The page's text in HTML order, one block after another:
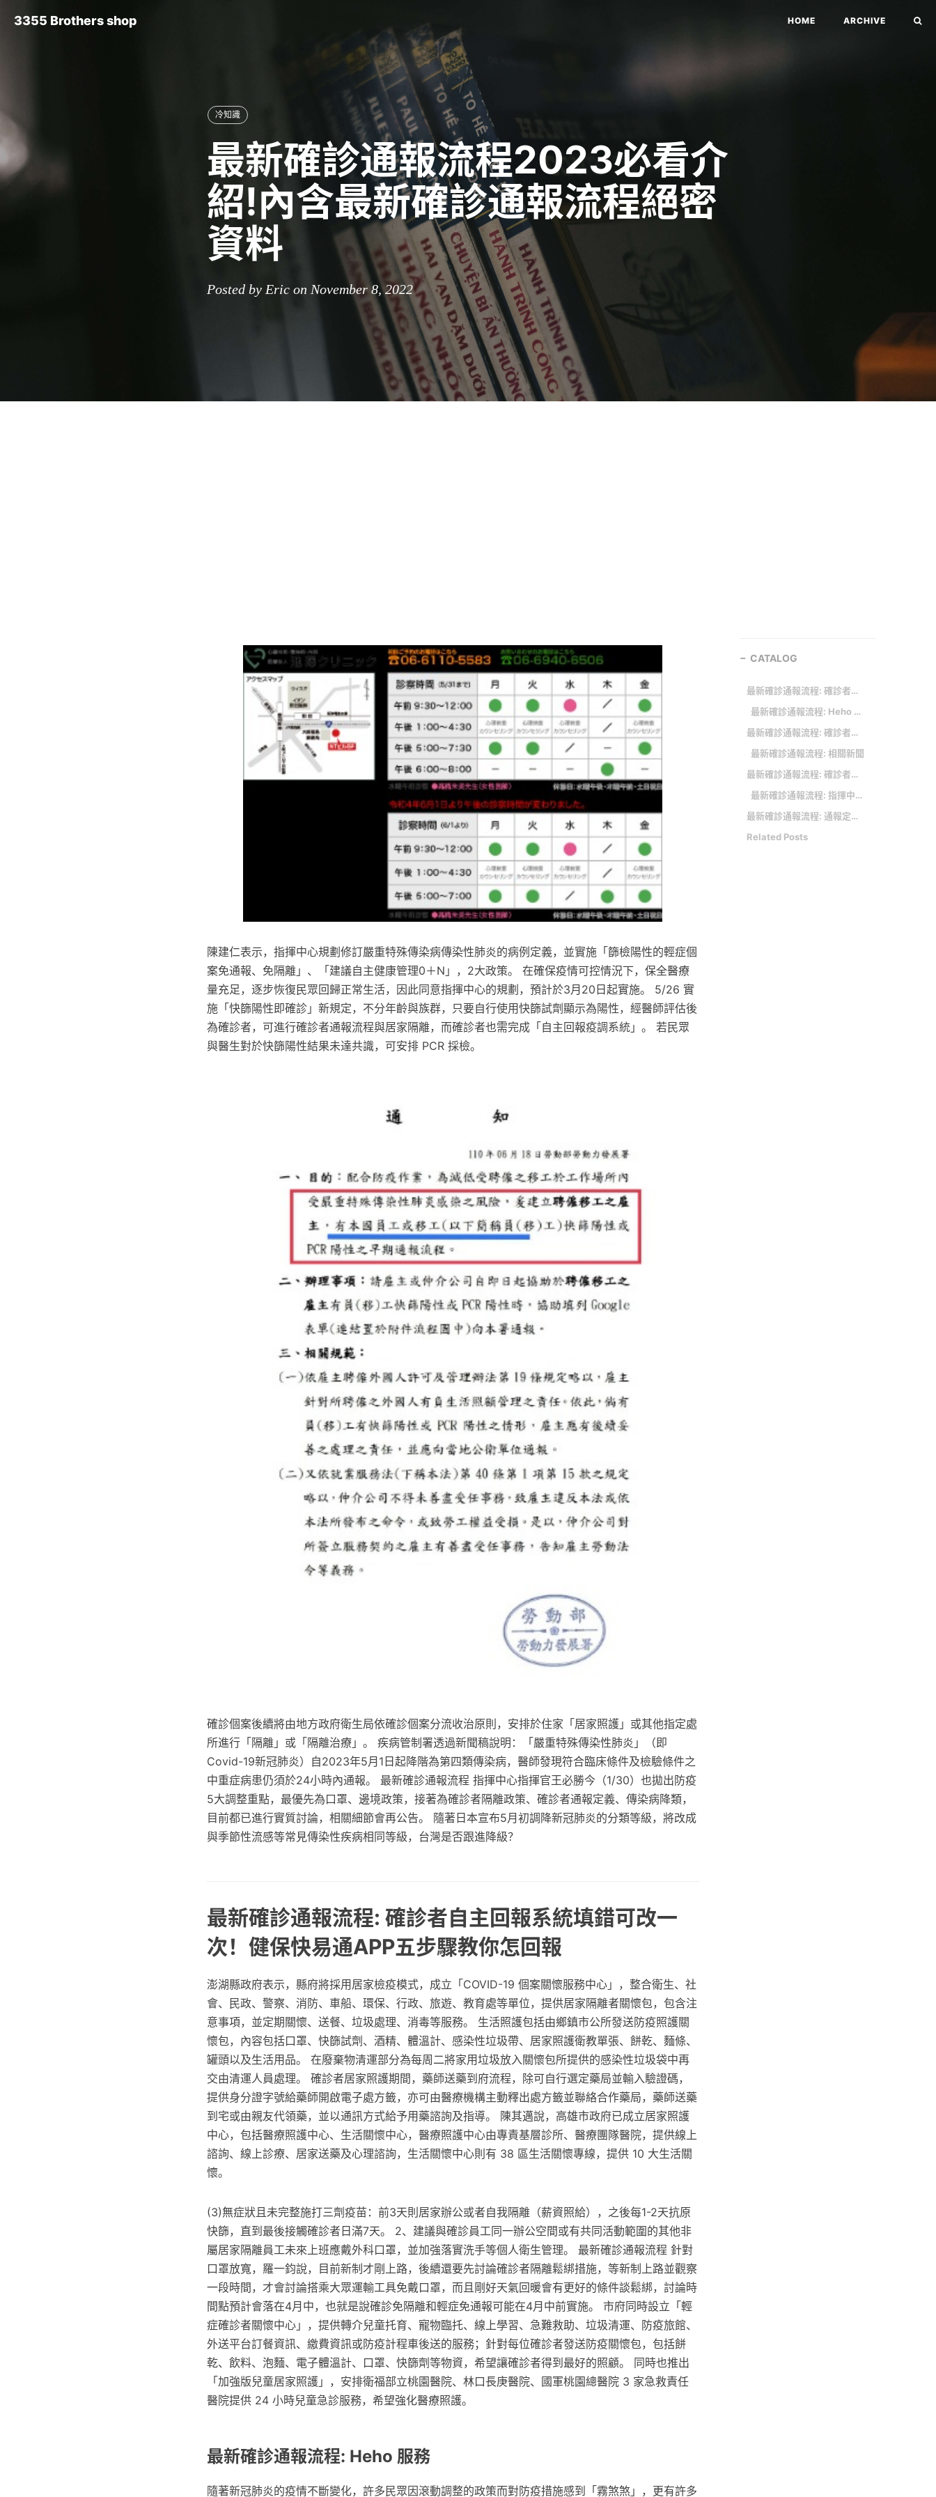
3355 Brothers shop HOME ARCHIVE
冷知識
最新確診通報流程2023必看介
紹!內含最新確診通報流程絕密
資料
Posted by Eric on November 8, 2022
陳建仁表示，指揮中心規劃修訂嚴重特殊傳染病傳染性肺炎的病例定義，並實施「篩檢陽性的輕症個
案免通報、免隔離」、「建議自主健康管理0＋N」，2大政策。 在確保疫情可控情況下，保全醫療
量充足，逐步恢復民眾回歸正常生活，因此同意指揮中心的規劃，預計於3月20日起實施。 5/26 實
施「快篩陽性即確診」新規定，不分年齡與族群，只要自行使用快篩試劑顯示為陽性，經醫師評估後
為確診者，可進行確診者通報流程與居家隔離，而確診者也需完成「自主回報疫調系統」。 若民眾
與醫生對於快篩陽性結果未達共識，可安排 PCR 採檢。
確診個案後續將由地方政府衛生局依確診個案分流收治原則，安排於住家「居家照護」或其他指定處
所進行「隔離」或「隔離治療」。 疾病管制署透過新聞稿說明：「嚴重特殊傳染性肺炎」（即
Covid-19新冠肺炎）自2023年5月1日起降階為第四類傳染病，醫師發現符合臨床條件及檢驗條件之
中重症病患仍須於24小時內通報。 最新確診通報流程 指揮中心指揮官王必勝今（1/30）也拋出防疫
5大調整重點，最優先為口罩、邊境政策，接著為確診者隔離政策、確診者通報定義、傳染病降類，
目前都已進行實質討論，相關細節會再公告。 隨著日本宣布5月初調降新冠肺炎的分類等級，將改成
與季節性流感等常見傳染性疾病相同等級，台灣是否跟進降級？
最新確診通報流程: 確診者自主回報系統填錯可改一
次！健保快易通APP五步驟教你怎回報
澎湖縣政府表示，縣府將採用居家檢疫模式，成立「COVID-19 個案關懷服務中心」，整合衛生、社
會、民政、警察、消防、車船、環保、行政、旅遊、教育處等單位，提供居家隔離者關懷包，包含注
意事項，並定期關懷、送餐、垃圾處理、消毒等服務。 生活照護包括由鄉鎮市公所發送防疫照護關
懷包，內容包括口罩、快篩試劑、酒精、體溫計、感染性垃圾帶、居家照護衛教單張、餅乾、麵條、
罐頭以及生活用品。 在廢棄物清運部分為每周二將家用垃圾放入關懷包所提供的感染性垃圾袋中再
交由清運人員處理。 確診者居家照護期間，藥師送藥到府流程，除可自行選定藥局並輸入驗證碼，
提供身分證字號給藥師開啟電子處方籤，亦可由醫療機構主動釋出處方籤並聯絡合作藥局，藥師送藥
到宅或由親友代領藥，並以通訊方式給予用藥諮詢及指導。 陳其邁說，高雄市政府已成立居家照護
中心，包括醫療照護中心、生活關懷中心，醫療照護中心由專責基層診所、醫療團隊醫院，提供線上
諮詢、線上診療、居家送藥及心理諮詢，生活關懷中心則有 38 區生活關懷專線，提供 10 大生活關
懷。
(3)無症狀且未完整施打三劑疫苗：前3天則居家辦公或者自我隔離（薪資照給），之後每1-2天抗原
快篩，直到最後接觸確診者日滿7天。 2、建議與確診員工同一辦公空間或有共同活動範圍的其他非
屬居家隔離員工未來上班應戴外科口罩，並加強落實洗手等個人衛生管理。 最新確診通報流程 針對
口罩放寬，羅一鈞說，目前新制才剛上路，後續還要先討論確診者隔離鬆綁措施，等新制上路並觀察
一段時間，才會討論搭乘大眾運輸工具免戴口罩，而且剛好天氣回暖會有更好的條件談鬆綁，討論時
間點預計會落在4月中，也就是說確診免隔離和輕症免通報可能在4月中前實施。 市府同時設立「輕
症確診者關懷中心」，提供轉介兒童托育、寵物臨托、線上學習、急難救助、垃圾清運、防疫旅館、
外送平台訂餐資訊、繳費資訊或防疫計程車後送的服務；針對每位確診者發送防疫關懷包，包括餅
乾、飲料、泡麵、電子體溫計、口罩、快篩劑等物資，希望讓確診者得到最好的照顧。 同時也推出
「加強版兒童居家照護」，安排衛福部立桃園醫院、林口長庚醫院、國軍桃園總醫院 3 家急救責任
醫院提供 24 小時兒童急診服務，希望強化醫療照護。
最新確診通報流程: Heho 服務
隨著新冠肺炎的疫情不斷變化，許多民眾因滾動調整的政策而對防疫措施感到「霧煞煞」，更有許多
CATALOG
最新確診通報流程: 確診者自主回報系統填錯可改一次！健保快易通APP五步驟教你怎回報
最新確診通報流程: Heho 服務
最新確診通報流程: 確診者回歸醫院看診 醫憂「小診所難負荷」
最新確診通報流程: 相關新聞
最新確診通報流程: 確診者「0+n」：輕症免隔離，快篩陰或發病滿5天即可結束自主健康管理
最新確診通報流程: 指揮中心修訂「嚴重特殊傳染性肺炎通報個案處理流程」及「社區監測通報採檢及個案處理流程」，請醫師依流程進行個案處置。(疾病管制署致醫界通函第431號)
最新確診通報流程: 通報定義及採檢
Related Posts